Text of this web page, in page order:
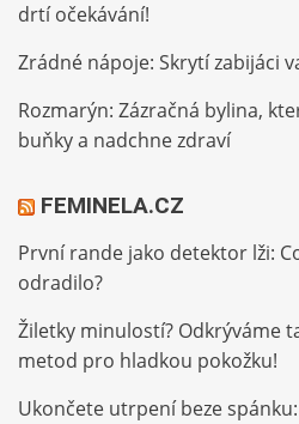
drtí očekávání!
Zrádné nápoje: Skrytí zabijáci
Rozmarýn: Zázračná bylina,
buňky a nadchne zdraví
FEMINELA.CZ
První rande jako detektor lži:
odradilo?
Žiletky minulostí? Odkrýváme
metod pro hladkou pokožku!
Ukončete utrpení beze